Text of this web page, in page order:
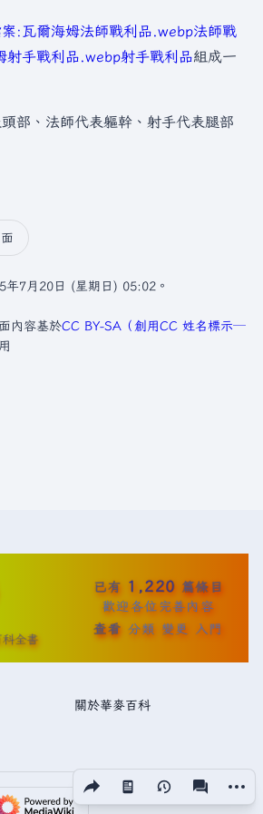
分享此頁面
視圖 更多
:瓦爾海姆法師戰利品.webp法師戰
射手戰利品.webp射手戰利品組成一
部、法師代表軀幹、射手代表腿部
年7月20日 (星期日) 05:02。
內容基於CC BY-SA（創用CC 姓名標示─
科全書
已有 1,220 篇條目
歡迎各位完善內容
查看 分類 變更 入門
關於華麥百科